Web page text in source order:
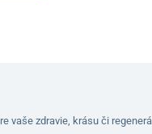
vaše zdravie, krásu či